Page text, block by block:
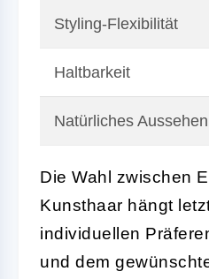
Styling-Flexibilität
Haltbarkeit
Natürliches Aussehen
Die Wahl zwischen
Kunsthaar hängt
individuellen
und dem